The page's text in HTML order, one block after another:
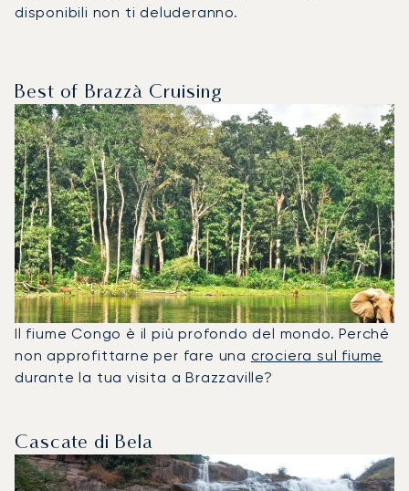
disponibili non ti deluderanno.
Best of Brazzà Cruising
Il fiume Congo è il più profondo del mondo. Perché
non approfittarne per fare una crociera sul fiume
durante la tua visita a Brazzaville?
Cascate di Bela